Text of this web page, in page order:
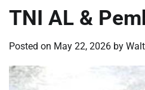
TNI AL &
Posted on May 22, 2026 by